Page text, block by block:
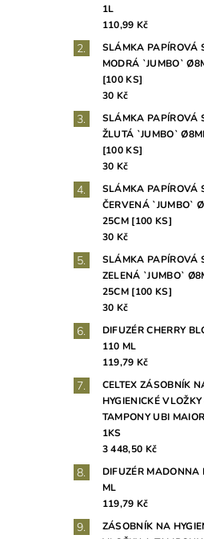
1L
110,99 Kč
SLÁMKA PAPÍROVÁ
MODRÁ `JUMBO`
[100 KS]
30 Kč
SLÁMKA PAPÍROVÁ
ŽLUTÁ `JUMBO`
[100 KS]
30 Kč
SLÁMKA PAPÍROVÁ
ČERVENÁ `JUMBO`
25CM [100 KS]
30 Kč
SLÁMKA PAPÍROVÁ
ZELENÁ `JUMBO`
25CM [100 KS]
30 Kč
DIFUZÉR CHERRY
110 ML
119,79 Kč
CELTEX ZÁSOBNÍK
HYGIENICKÉ
TAMPONY UBI
1KS
3 448,50 Kč
DIFUZÉR MADONNA
ML
119,79 Kč
ZÁSOBNÍK NA